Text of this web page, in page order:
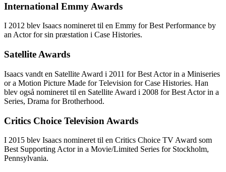
International Emmy Awards
I 2012 blev Isaacs nomineret til en Emmy for Best Performance by
an Actor for sin præstation i Case Histories.
Satellite Awards
Isaacs vandt en Satellite Award i 2011 for Best Actor in a Miniseries
or a Motion Picture Made for Television for Case Histories. Han
blev også nomineret til en Satellite Award i 2008 for Best Actor in a
Series, Drama for Brotherhood.
Critics Choice Television Awards
I 2015 blev Isaacs nomineret til en Critics Choice TV Award som
Best Supporting Actor in a Movie/Limited Series for Stockholm,
Pennsylvania.